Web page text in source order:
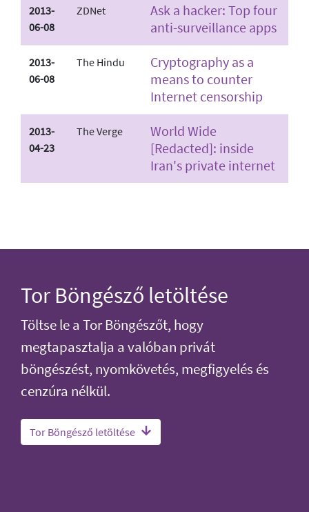
2013-
06-08
ZDNet
Ask a hacker: Top four
anti-surveillance apps
2013-
06-08
The Hindu
Cryptography as a
means to counter
Internet censorship
2013-
04-23
The Verge
World Wide
[Redacted]: inside
Iran's private internet
Tor Böngésző letöltése
Töltse le a Tor Böngészőt, hogy
megtapasztalja a valóban privát
böngészést, nyomkövetés, megfigyelés és
cenzúra nélkül.
Tor Böngésző letöltése